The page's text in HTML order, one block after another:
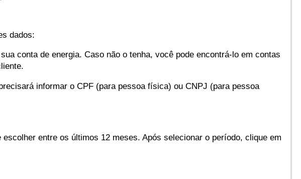
dados:
conta de energia. Caso não o tenha, você pode encontrá-lo em contas
informar o CPF (para pessoa física) ou CNPJ (para pessoa
entre os últimos 12 meses. Após selecionar o período, clique em